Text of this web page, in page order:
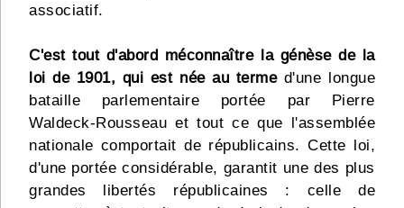
associatif.
C'est tout d'abord méconnaître la génèse de la
loi de 1901, qui est née au termed'une longue
bataille parlementaire portée par Pierre
Waldeck-Rousseau et tout ce que l'assemblée
nationale comportait de républicains. Cette loi,
d'une portée considérable, garantit une des plus
grandes libertés républicaines : celle de